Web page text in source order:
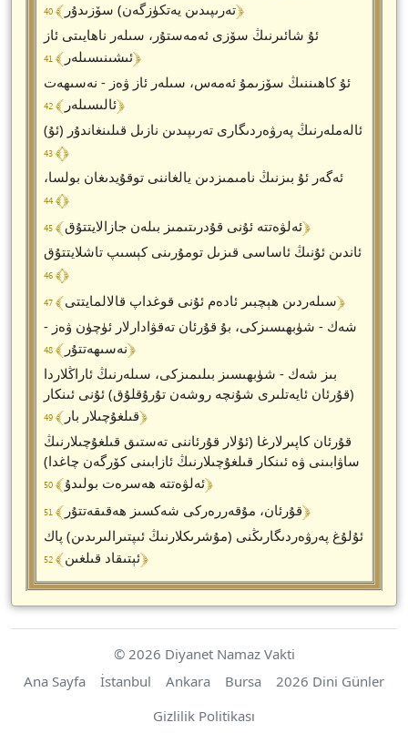
تەرىپىدىن يەتكۈزگەن) سۆزىدۇر﴾ 40 ﴿
ئۇ شائىرنىڭ سۆزى ئەمەستۇر، سىلەر ناھايىتى ئاز
ئىشىنىسىلەر﴾ 41 ﴿
ئۇ كاھىننىڭ سۆزىمۇ ئەمەس، سىلەر ئاز ۋەز - نەسىھەت
ئالىسىلەر﴾ 42 ﴿
(ئۇ) ئالەملەرنىڭ پەرۋەردىگارى تەرىپىدىن نازىل قىلىنغاندۇر
﴾ 43 ﴿
ئەگەر ئۇ بىزنىڭ نامىمىزدىن يالغاننى توقۇيدىغان بولسا،
﴾ 44 ﴿
ئەلۋەتتە ئۇنى قۇدرىتىمىز بىلەن جازالايتتۇق﴾ 45 ﴿
ئاندىن ئۇنىڭ ئاساسى قىزىل تومۇرىنى كېسىپ تاشلايتتۇق
﴾ 46 ﴿
سىلەردىن ھېچبىر ئادەم ئۇنى قوغداپ قالالمايتتى﴾ 47 ﴿
شەك - شۈبھىسىزكى، بۇ قۇرئان تەقۋادارلار ئۈچۈن ۋەز -
نەسىھەتتۇر﴾ 48 ﴿
بىز شەك - شۈبھىسىز بىلىمىزكى، سىلەرنىڭ ئاراڭلاردا
(قۇرئان ئايەتلىرى شۇنچە روشەن تۇرۇقلۇق) ئۇنى ئىنكار
قىلغۇچىلار بار﴾ 49 ﴿
قۇرئان كاپىرلارغا (ئۇلار قۇرئاننى تەستىق قىلغۇچىلارنىڭ
ساۋابىنى ۋە ئىنكار قىلغۇچىلارنىڭ ئازابىنى كۆرگەن چاغدا)
ئەلۋەتتە ھەسرەت بولىدۇ﴾ 50 ﴿
قۇرئان، مۇقەررەركى شەكسىز ھەقىقەتتۇر﴾ 51 ﴿
ئۇلۇغ پەرۋەردىگارىڭنى (مۇشرىكلارنىڭ ئىپتىرالىرىدىن) پاك
ئېتىقاد قىلغىن﴾ 52 ﴿
© 2026 Diyanet Namaz Vakti
Ana Sayfa
İstanbul Ankara Bursa
2026 Dini Günler
Gizlilik Politikası